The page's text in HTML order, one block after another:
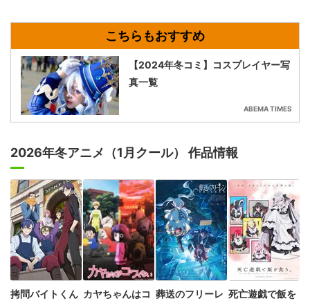
【2024年冬コミ】コスプレイヤー写
真一覧
ABEMA TIMES
2026年冬アニメ（1月クール） 作品情報
拷問バイトくん カヤちゃんはコ 葬送のフリーレ 死亡遊戯で飯を